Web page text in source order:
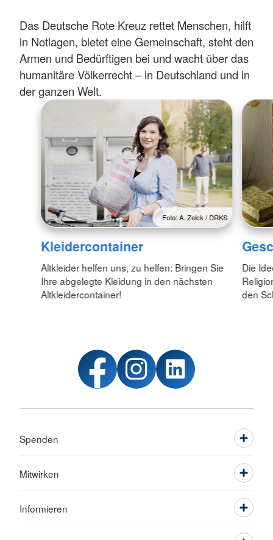
Das Deutsche Rote Kreuz rettet Menschen, hilft
in Notlagen, bietet eine Gemeinschaft, steht den
Armen und Bedürftigen bei und wacht über das
humanitäre Völkerrecht – in Deutschland und in
der ganzen Welt.
Foto: A. Zelck / DRKS
Kleidercontainer
Altkleider helfen uns, zu helfen: Bringen Sie
Ihre abgelegte Kleidung in den nächsten
Altkleidercontainer!
Die
den
Spenden
Mitwirken
Informieren